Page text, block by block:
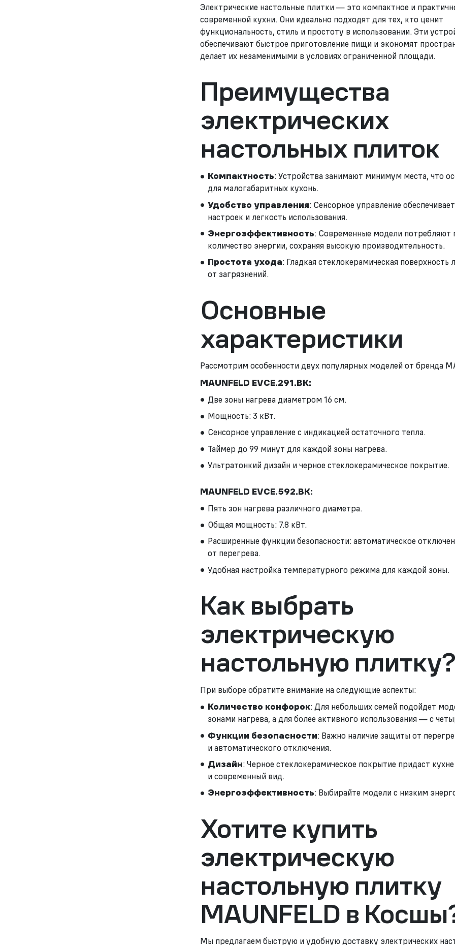
Электрические настольные плитки — это компактное и
современной кухни. Они идеально подходят для тех, кто ценит
функциональность, стиль и простоту в использовании. Эти
обеспечивают быстрое приготовление пищи и экономят
делает их незаменимыми в условиях ограниченной площади.
Преимущества
электрических
настольных плиток
Компактность: Устройства занимают минимум места, что
для малогабаритных кухонь.
Удобство управления: Сенсорное управление
настроек и легкость использования.
Энергоэффективность: Современные модели потребляют
количество энергии, сохраняя высокую производительность.
Простота ухода: Гладкая стеклокерамическая поверхность
от загрязнений.
Основные
характеристики
Рассмотрим особенности двух популярных моделей от бренда
MAUNFELD EVCE.291.BK:
Две зоны нагрева диаметром 16 см.
Мощность: 3 кВт.
Сенсорное управление с индикацией остаточного тепла.
Таймер до 99 минут для каждой зоны нагрева.
Ультратонкий дизайн и черное стеклокерамическое покрытие.
MAUNFELD EVCE.592.BK:
Пять зон нагрева различного диаметра.
Общая мощность: 7.8 кВт.
Расширенные функции безопасности: автоматическое
от перегрева.
Удобная настройка температурного режима для каждой зоны.
Как выбрать
электрическую
настольную плитку?
При выборе обратите внимание на следующие аспекты:
Количество конфорок: Для небольших семей подойдет
зонами нагрева, а для более активного использования — с
Функции безопасности: Важно наличие защиты от
и автоматического отключения.
Дизайн: Черное стеклокерамическое покрытие придаст
и современный вид.
Энергоэффективность: Выбирайте модели с низким
Хотите купить
электрическую
настольную плитку
MAUNFELD в
Мы предлагаем быструю и удобную доставку электрических